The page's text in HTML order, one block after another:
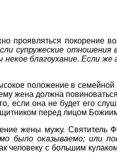
покорение
супружеские
некое благоухание. Если
положение в
жена должна
если она не будет его
перед лицом
жены мужу.
было оказываемо; или
человеку с большим